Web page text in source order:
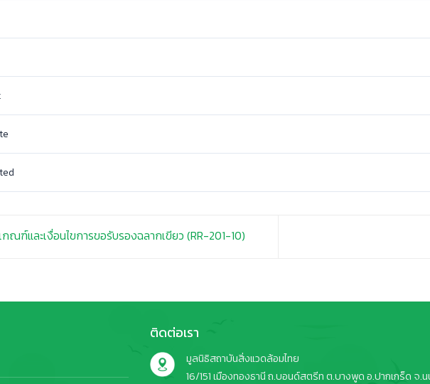
กณฑ์และเงื่อนไขการขอรับรองฉลากเขียว (RR-201-10)
ติดต่อเรา
มูลนิธิสถาบันสิ่งแวดล้อมไทย
16/151 เมืองทองธานี ถ.บอนด์สตรีท ต.บางพูด อ.ปากเกร็ด จ.น